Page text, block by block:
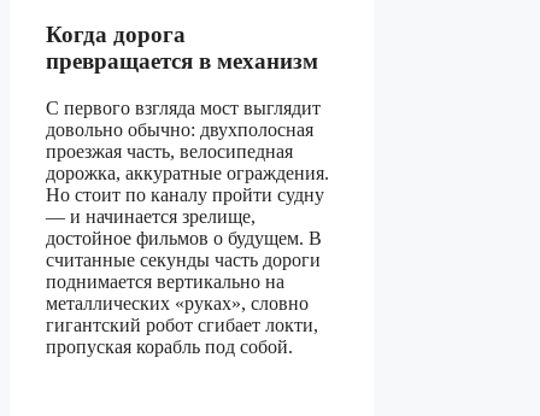
Когда дорога
превращается в механизм
С первого взгляда мост выглядит
довольно обычно: двухполосная
проезжая часть, велосипедная
дорожка, аккуратные ограждения.
Но стоит по каналу пройти судну
— и начинается зрелище,
достойное фильмов о будущем. В
считанные секунды часть дороги
поднимается вертикально на
металлических «руках», словно
гигантский робот сгибает локти,
пропуская корабль под собой.